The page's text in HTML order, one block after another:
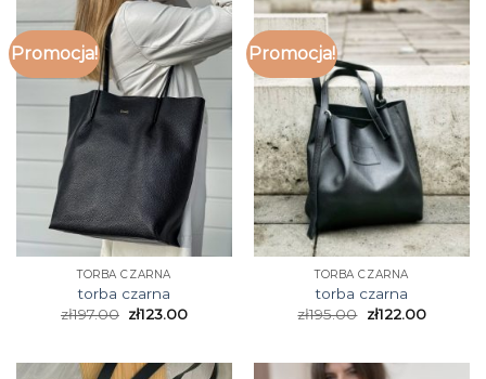
Promocja!
TORBA CZARNA
torba czarna
zł197.00 zł123.00
Promocja!
TORBA CZARNA
torba czarna
zł195.00 zł122.00